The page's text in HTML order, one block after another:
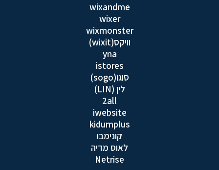
wixandme
wixer
wixmonster
וויקס(wixit)
yna
istores
סוגו(sogo)
לין (LIN)
2all
iwebsite
kidumplus
קונימבו
לאוס מדיה
Netrise